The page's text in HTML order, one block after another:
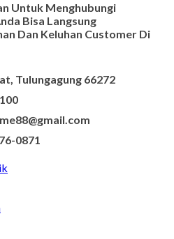
Untuk Menghubungi
Bisa Langsung
Dan Keluhan Customer Di
Tulungagung 66272
0871